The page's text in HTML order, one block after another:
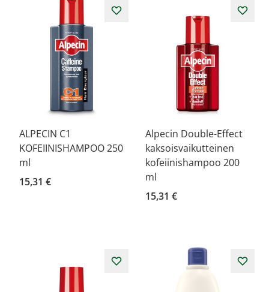
ALPECIN C1
KOFEIINISHAMPOO 250
ml
15,31 €
Alpecin Double-Effect
kaksoisvaikutteinen
kofeiinishampoo 200
ml
15,31 €